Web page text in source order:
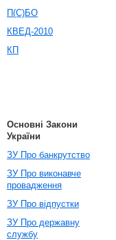
П(С)БО
КВЕД-2010
КП
Основні Закони
України
ЗУ Про банкрутство
ЗУ Про виконавче
провадження
ЗУ Про відпустки
ЗУ Про державну
службу